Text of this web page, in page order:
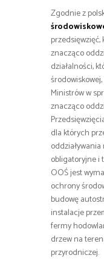
Zgodnie z
znacząco
działalności,
Ministrów w
znacząco
dla których
obligatoryjne i
OOŚ jest
ochrony
budowę
instalacje
fermy
drzew na
przyrodniczej.